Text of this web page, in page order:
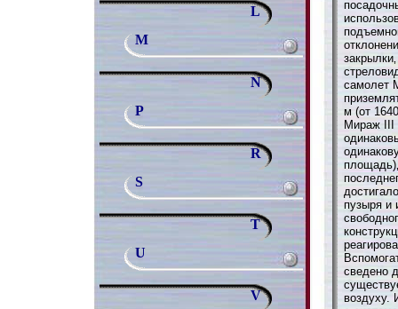
L
M
N
P
R
S
T
U
V
самолет
м (от
Мираж III
пузыря и
сведено
воздуху.